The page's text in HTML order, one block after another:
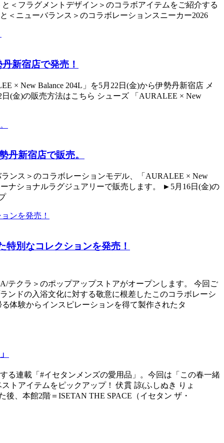
＜フラグメントデザイン＞のコラボアイテムをご紹介する
＜ニューバランス＞のコラボレーションスニーカー2026
新宿店で発売！
× New Balance 204L」を5月22日(金)から伊勢丹新宿店 メ
(金)の販売方法はこちら シューズ 「AURALEE × New
丹新宿店で販売。
ンス＞のコラボレーションモデル、「AURALEE × New
ナショナルラグジュアリーで販売します。 ►5月16日(金)の
特別なコレクションを発売！
テクラ＞のポップアップストアがオープンします。 今回ご
ンドの入浴文化に対する敬意に根差したこのコラボレーシ
体験からインスピレーションを得て製作されたタ
る連載「#イセタンメンズの愛用品」。今回は「この春一緒
トアイテムをピックアップ！ 伏貫 諒(ふしぬき りょ
、本館2階＝ISETAN THE SPACE（イセタン ザ・